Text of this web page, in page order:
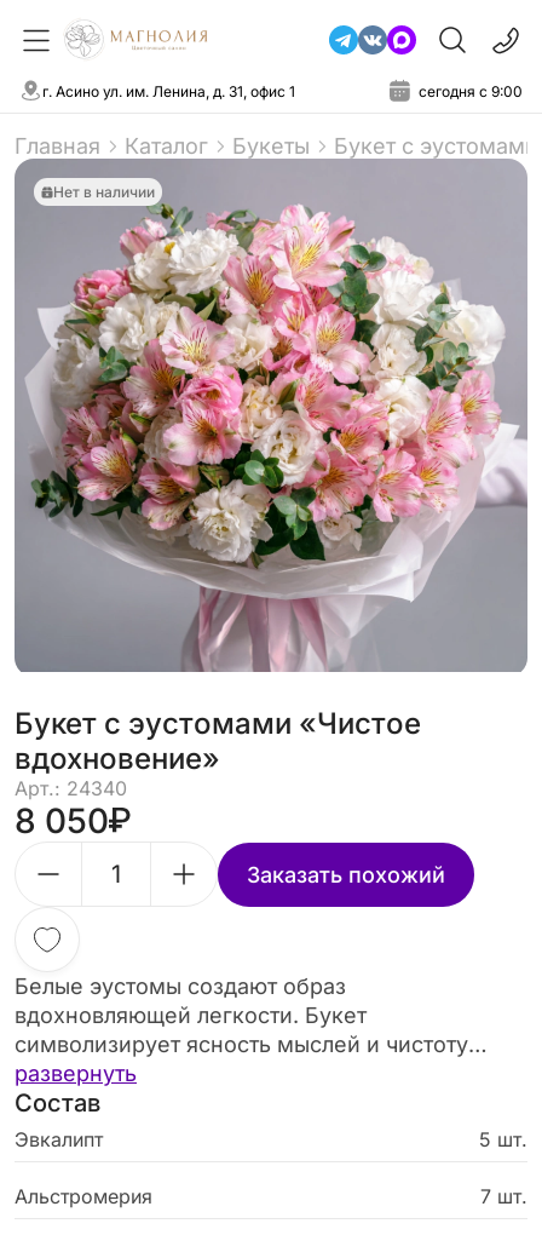
г. Асино ул. им. Ленина, д. 31, офис 1 сегодня с 9:00
Главная Каталог Букеты Букет с
Нет в наличии
Букет с эустомами «Чистое
вдохновение»
Арт.: 24340
8 050
Заказать похожий
Белые эустомы создают образ
вдохновляющей легкости. Букет
символизирует ясность мыслей и чистоту
намерений. Хороший вариант для творческих
людей или особенных дат. Возможна замена
по цветовой гамме
развернуть
Состав
Эвкалипт 5 шт.
Альстромерия 7 шт.